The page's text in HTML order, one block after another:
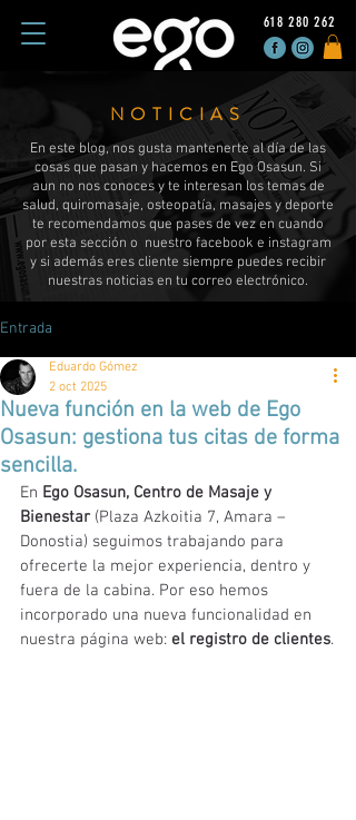
618 280 262
NOTICIAS
En este blog, nos gusta mantenerte al día de las
cosas que pasan y hacemos en Ego Osasun. Si
aun no nos conoces y te interesan los temas de
salud, quiromasaje, osteopatía, masajes y deporte
te recomendamos que pases de vez en cuando
por esta sección o nuestro facebook e instagram
y si además eres cliente siempre puedes recibir
nuestras noticias en tu correo electrónico.
Entrada
Nueva función en la web de Ego
Osasun: gestiona tus citas de forma
sencilla.
Eduardo Gómez
2 oct 2025
En Ego Osasun, Centro de Masaje y
Bienestar (Plaza Azkoitia 7, Amara –
Donostia) seguimos trabajando para
ofrecerte la mejor experiencia, dentro y
fuera de la cabina. Por eso hemos
incorporado una nueva funcionalidad en
nuestra página web: el registro de clientes.